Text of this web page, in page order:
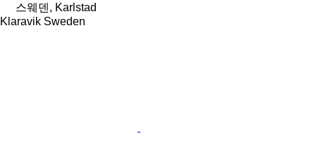
스웨덴, Karlstad
Klaravik Sweden